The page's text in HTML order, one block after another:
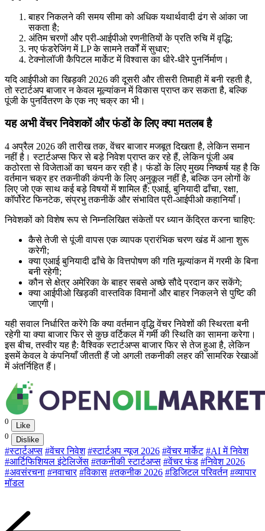
बाहर निकलने की समय सीमा को अधिक यथार्थवादी ढंग से आंका जा
सकता है;
अंतिम चरणों और प्री-आईपीओ रणनीतियों के प्रति रुचि में वृद्धि;
नए फंडरेजिंग में LP के सामने तर्कों में सुधार;
टेक्नोलॉजी कैपिटल मार्केट में विश्वास का धीरे-धीरे पुनर्निर्माण।
यदि आईपीओ का खिड़की 2026 की दूसरी और तीसरी तिमाही में बनी रहती है,
तो स्टार्टअप बाजार न केवल मूल्यांकन में विकास प्राप्त कर सकता है, बल्कि
पूंजी के पुनर्वितरण के एक नए चक्र का भी।
यह अभी वेंचर निवेशकों और फंडों के लिए क्या मतलब है
4 अप्रैल 2026 की तारीख तक, वेंचर बाजार मजबूत दिखता है, लेकिन समान
नहीं है। स्टार्टअप्स फिर से बड़े निवेश प्राप्त कर रहे हैं, लेकिन पूंजी अब
कठोरता से विजेताओं का चयन कर रही है। फंडों के लिए मुख्य निष्कर्ष यह है कि
वर्तमान चक्र हर तकनीकी कंपनी के लिए अनुकूल नहीं है, बल्कि उन लोगों के
लिए जो एक साथ कई बड़े विषयों में शामिल हैं: एआई, बुनियादी ढाँचा, रक्षा,
कॉर्पोरेट फिनटेक, संप्रभु तकनीकें और संभावित प्री-आईपीओ कहानियाँ।
निवेशकों को विशेष रूप से निम्नलिखित संकेतों पर ध्यान केंद्रित करना चाहिए:
कैसे तेजी से पूंजी वापस एक व्यापक प्रारंभिक चरण खंड में आना शुरू
करेगी;
क्या एआई बुनियादी ढाँचे के वित्तपोषण की गति मूल्यांकन में गरमी के बिना
बनी रहेगी;
कौन से क्षेत्र अमेरिका के बाहर सबसे अच्छे सौदे प्रदान कर सकेंगे;
क्या आईपीओ खिड़की वास्तविक विमानों और बाहर निकलने से पुष्टि की
जाएगी।
यही सवाल निर्धारित करेंगे कि क्या वर्तमान वृद्धि वेंचर निवेशों की स्थिरता बनी
रहेगी या क्या बाजार फिर से कुछ वर्टिकल में गर्मी की स्थिति का सामना करेगा।
इस बीच, तस्वीर यह है: वैश्विक स्टार्टअप्स बाजार फिर से तेज हुआ है, लेकिन
इसमें केवल वे कंपनियाँ जीतती हैं जो अगली तकनीकी लहर की सामरिक रेखाओं
में अंतर्निहित हैं।
0
Like
0
Dislike
#स्टार्टअप्स #वेंचर निवेश #स्टार्टअप न्यूज 2026 #वेंचर मार्केट #AI में निवेश
#आर्टिफिशियल इंटेलिजेंस #तकनीकी स्टार्टअप्स #वेंचर फंड #निवेश 2026
#अवसंरचना #नवाचार #विकास #तकनीक 2026 #डिजिटल परिवर्तन #व्यापार
मॉडल